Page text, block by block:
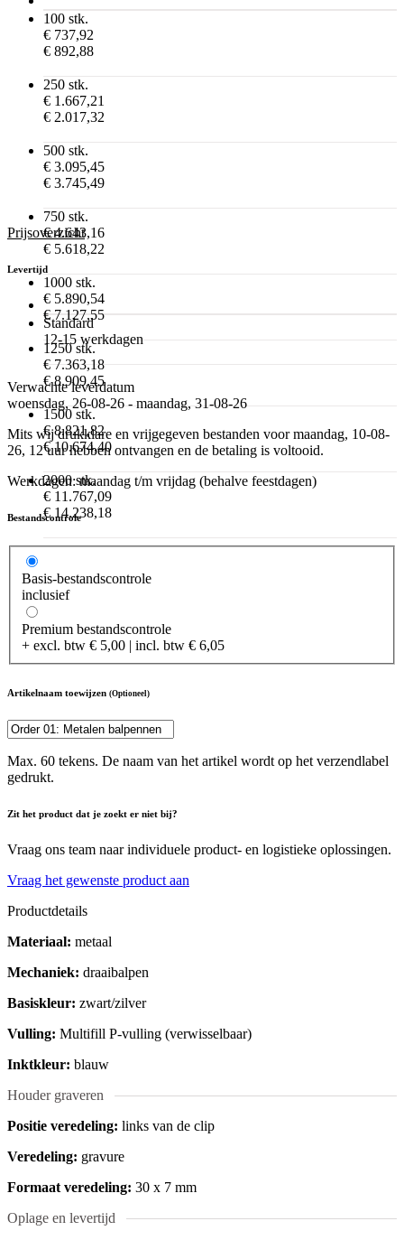
100 stk.
€ 737,92
€ 892,88
250 stk.
€ 1.667,21
€ 2.017,32
500 stk.
€ 3.095,45
€ 3.745,49
750 stk.
€ 4.643,16
€ 5.618,22
1000 stk.
€ 5.890,54
€ 7.127,55
1250 stk.
€ 7.363,18
€ 8.909,45
1500 stk.
€ 8.821,82
€ 10.674,40
2000 stk.
€ 11.767,09
€ 14.238,18
Prijsoverzicht
Levertijd
Standard
12-15 werkdagen
Verwachte leverdatum
woensdag, 26-08-26 - maandag, 31-08-26
Mits wij drukklare en vrijgegeven bestanden voor maandag, 10-08-
26, 12 uur hebben ontvangen en de betaling is voltooid.
Werkdagen: maandag t/m vrijdag (behalve feestdagen)
Bestandscontrole
Basis-bestandscontrole
inclusief
Premium bestandscontrole
+ excl. btw € 5,00 | incl. btw € 6,05
Artikelnaam toewijzen (Optioneel)
Max. 60 tekens. De naam van het artikel wordt op het verzendlabel
gedrukt.
Zit het product dat je zoekt er niet bij?
Vraag ons team naar individuele product- en logistieke oplossingen.
Vraag het gewenste product aan
Productdetails
Materiaal: metaal
Mechaniek: draaibalpen
Basiskleur: zwart/zilver
Vulling: Multifill P-vulling (verwisselbaar)
Inktkleur: blauw
Houder graveren
Positie veredeling: links van de clip
Veredeling: gravure
Formaat veredeling: 30 x 7 mm
Oplage en levertijd